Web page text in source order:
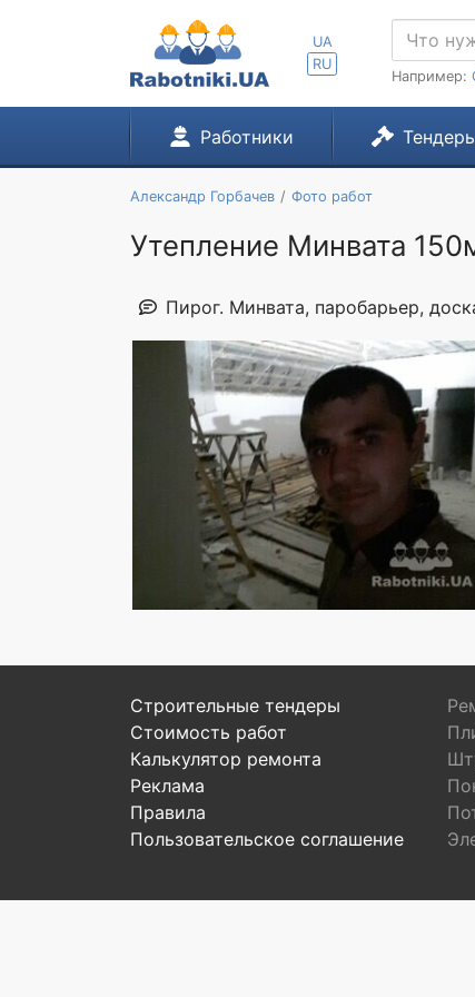
UA
RU
Например:
Работники
Александр Горбачев Фото работ
Утепление Минвата
Пирог. Минвата, паробарьер,
Строительные тендеры
Стоимость работ
Калькулятор ремонта
Реклама
Правила
Пользовательское соглашение